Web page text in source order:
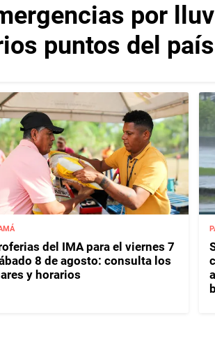
por
puntos del país
del IMA para el viernes 7
8 de agosto: consulta los
y horarios